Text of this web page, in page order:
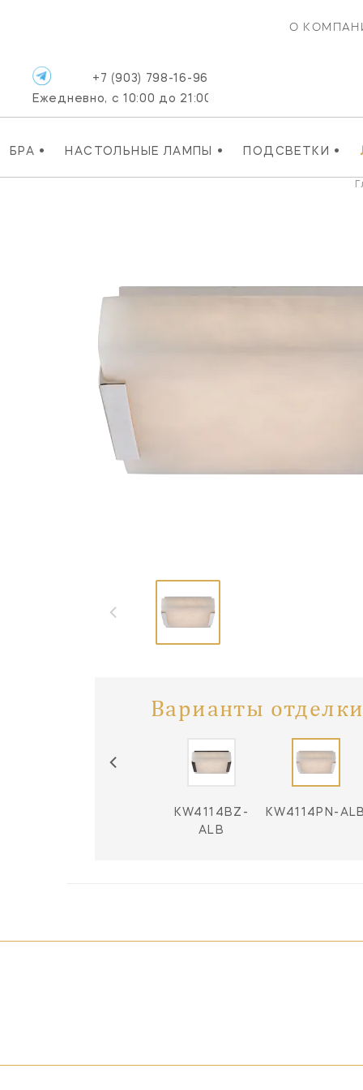
О
БРА • НАСТОЛЬНЫЕ ЛАМПЫ • ПОДСВЕТКИ •
+7 (903) 798-16-96
Ежедневно, с 10:00 до 21:00
Варианты
KW4114BZ-
ALB
KW4114PN-